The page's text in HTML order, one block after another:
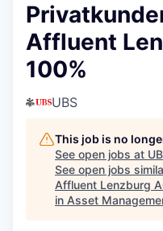
Affluent
100%
UBS
This job is no
See open jobs at
See open jobs
Affluent Lenzburg
in Asset